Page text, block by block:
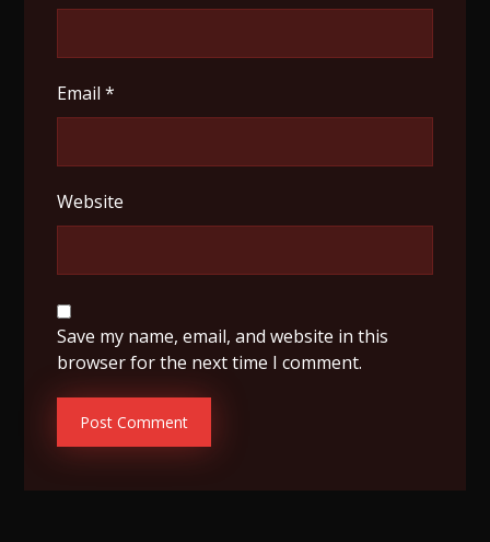
Email*
Website
Save my name, email, and website in this
browser for the next time I comment.